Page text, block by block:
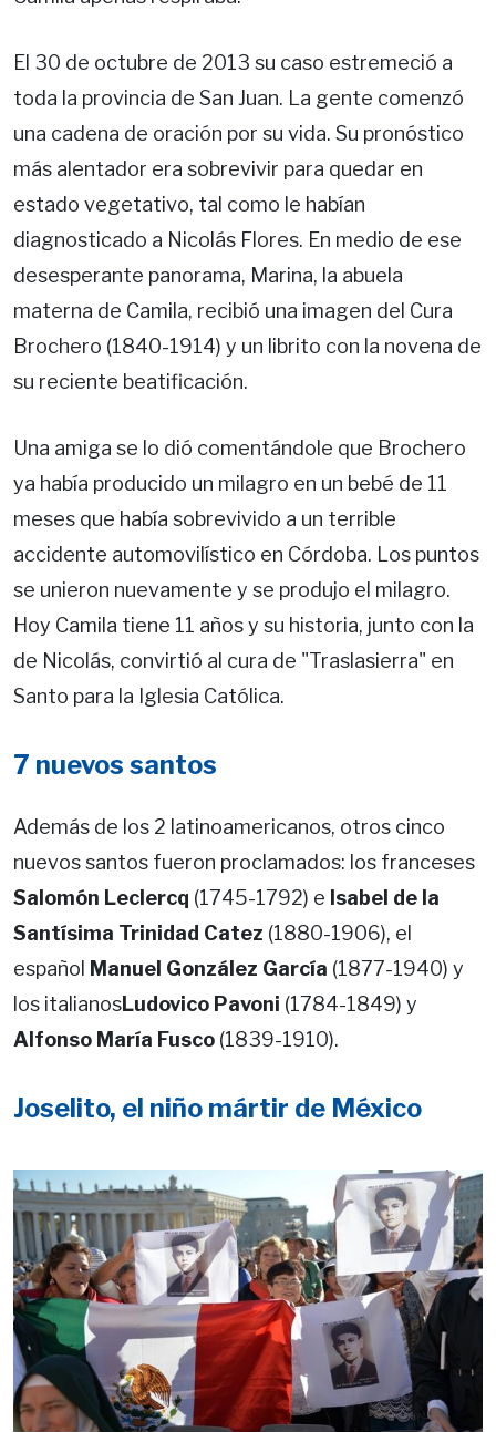
El 30 de octubre de 2013 su caso estremeció a
toda la provincia de San Juan. La gente comenzó
una cadena de oración por su vida. Su pronóstico
más alentador era sobrevivir para quedar en
estado vegetativo, tal como le habían
diagnosticado a Nicolás Flores. En medio de ese
desesperante panorama, Marina, la abuela
materna de Camila, recibió una imagen del Cura
Brochero (1840-1914) y un librito con la novena de
su reciente beatificación.
Una amiga se lo dió comentándole que Brochero
ya había producido un milagro en un bebé de 11
meses que había sobrevivido a un terrible
accidente automovilístico en Córdoba. Los puntos
se unieron nuevamente y se produjo el milagro.
Hoy Camila tiene 11 años y su historia, junto con la
de Nicolás, convirtió al cura de "Traslasierra" en
Santo para la Iglesia Católica.
7 nuevos santos
Además de los 2 latinoamericanos, otros cinco
nuevos santos fueron proclamados: los franceses
Salomón Leclercq (1745-1792) e Isabel de la
Santísima Trinidad Catez (1880-1906), el
español Manuel González García (1877-1940) y
los italianosLudovico Pavoni (1784-1849) y
Alfonso María Fusco (1839-1910).
Joselito, el niño mártir de México